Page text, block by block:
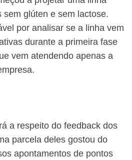
glúten e sem lactose.
por analisar se a linha vem
durante a primeira fase
vem atendendo apenas a
a respeito do feedback dos
parcela deles gostou do
apontamentos de pontos